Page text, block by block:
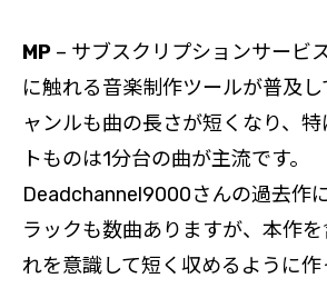
MP – サブスクリプションサービ
に触れる音楽制作ツールが普及
ャンルも曲の長さが短くなり、
トものは1分台の曲が主流です。
Deadchannel9000さんの過去作
ラックも数曲ありますが、本作
れを意識して短く収めるように